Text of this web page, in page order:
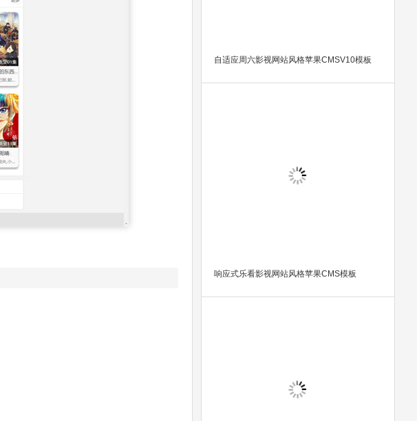
自适应周六影视网站风格苹果CMSV10模板
响应式乐看影视网站风格苹果CMS模板